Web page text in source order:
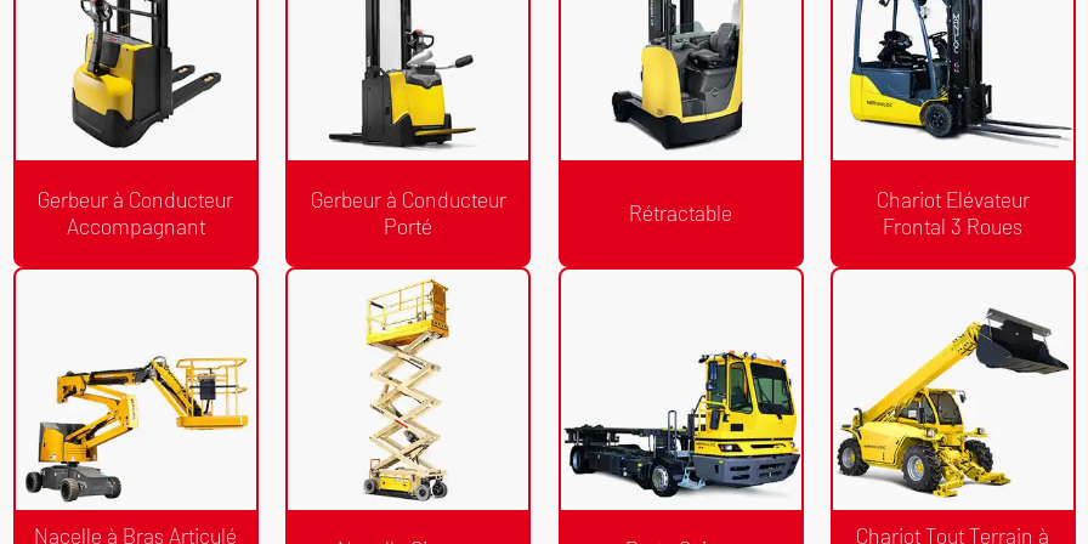
Devis Gratuit
Gerbeur à Conducteur
Accompagnant
Gerbeur à Conducteur
Accompagnant
Devis Gratuit
/24h
Gerbeur à Conducteur Porté
Gerbeur à Conducteur
Porté
Devis Gratuit
Rétractable
Rétractable
Devis Gratuit
Chariot Elévateur Frontal 3 Roues
Chariot Elévateur
Frontal 3 Roues
Nacelle à Bras Articulé
Chariot Tout Terrain à